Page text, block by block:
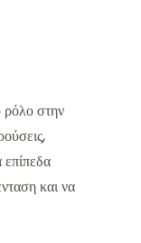
ρόλο στην
επίπεδα
και να